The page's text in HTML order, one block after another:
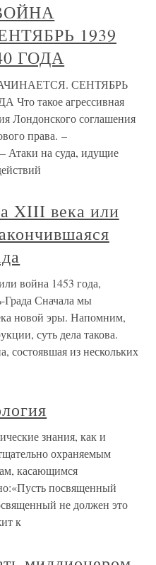
1939
ГОДА
СЕНТЯБРЬ
такое агрессивная
Лондонского соглашения
права. –
Атаки на суда, идущие
XIII века или
война 1453 года,
Града Сначала мы
новой эры. Напомним,
суть дела такова.
состоявшая из нескольких
знания, как и
охраняемым
касающимся
посвященный
не должен это
к